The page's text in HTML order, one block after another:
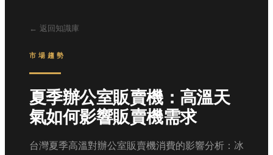
← 返回知識庫
市場趨勢
夏季辦公室販賣機：高溫天
氣如何影響販賣機需求
台灣夏季高溫對辦公室販賣機消費的影響分析：冰